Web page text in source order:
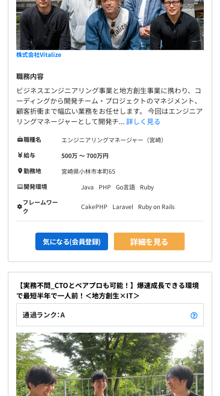
最低2名以上・平均5名前後のチームで開発に取り組みま
す。
株式会社Vitalize
職務内容
ビジネスエンジニアリング事業と地方創生事業に携わり、コ
ーディングから開発チーム・プロジェクトのマネジメント、
顧客折衝まで幅広い業務をお任せします。 今回はエンジニア
リングマネージャーとして開発チ... 詳しく見る
職種名
エンジニアリングマネージャー（宮崎）
給与
500万 〜 700万円
勤務地
宮崎県小林市本町65
開発環境
Java PHP Go言語
Ruby
フレームワー
ク
CakePHP Laravel Ruby on Rails
気になる(会員登録) 詳細を見る
【実務不問_CTOとペアプロも可能！】爆速成長できる環境
で最短半年で一人前！＜地方創生×IT＞
通過ランク：A